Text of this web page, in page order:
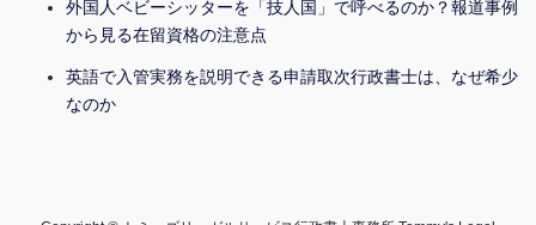
外国人ベビーシッターを「技人国」で呼べるのか？報道事例
から見る在留資格の注意点
英語で入管実務を説明できる申請取次行政書士は、なぜ希少
なのか